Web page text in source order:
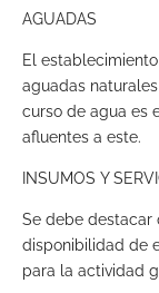
AGUADAS
El
aguadas
curso de agua es
afluentes a este.
INSUMOS Y
Se debe destacar
disponibilidad de
para la actividad